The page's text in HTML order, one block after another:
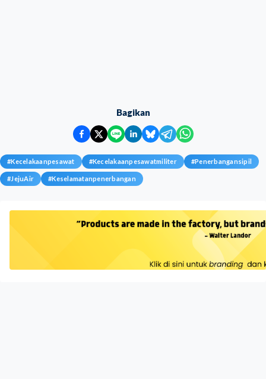
Bagikan
#Kecelakaanpesawat #Kecelakaanpesawatmiliter #Penerbangansipil
#JejuAir #Keselamatanpenerbangan